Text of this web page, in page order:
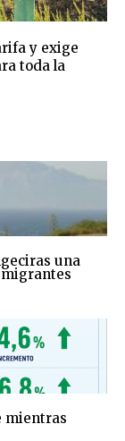
y exige
toda la
una
mientras